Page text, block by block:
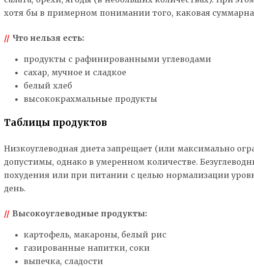
хотя бы в примерном понимании того, каковая
// Что нельзя есть:
продукты с рафинированными углеводами
сахар, мучное и сладкое
белый хлеб
высококрахмальные продукты
Таблицы продуктов
Низкоуглеводная диета запрещает (или максимально
допустимы, однако в умеренном количестве.
похудения или при питании с целью нормализации
день.
// Высокоуглеводные продукты:
картофель, макароны, белый рис
газированные напитки, соки
выпечка, сладости